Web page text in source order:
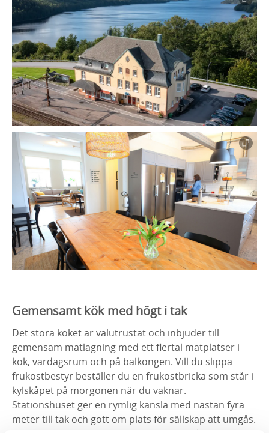
Gemensamt kök med högt i tak
Det stora köket är välutrustat och inbjuder till
gemensam matlagning med ett flertal matplatser i
kök, vardagsrum och på balkongen. Vill du slippa
frukostbestyr beställer du en frukostbricka som står i
kylskåpet på morgonen när du vaknar.
Stationshuset ger en rymlig känsla med nästan fyra
meter till tak och gott om plats för sällskap att umgås.